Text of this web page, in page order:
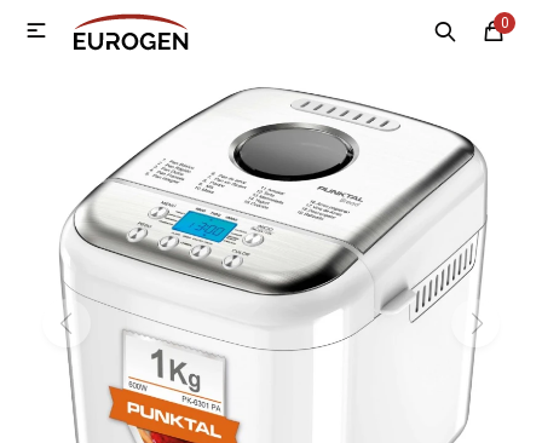
0
 MI CUENTA
Contacto Sucursales
Electrodomésticos
Tecnología
Climatización